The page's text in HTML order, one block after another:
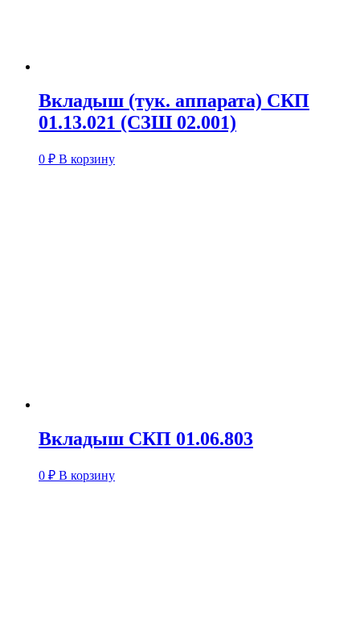
Вкладыш (тук. аппарата) СКП
01.13.021 (СЗШ 02.001)
0 ₽ В корзину
Вкладыш СКП 01.06.803
0 ₽ В корзину